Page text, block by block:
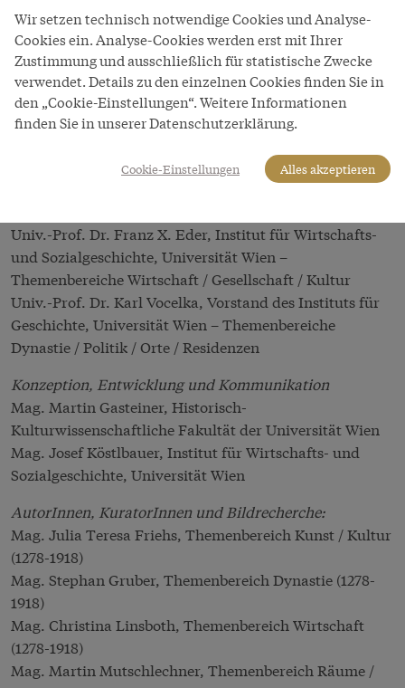
Ing. Stefanie Drucker, EDV
Mag. Michaela Gold, Marketing
Bildarchiv Schönbrunn, Kaiserappartements, Sisi
Museum und Sammlung Kaiserliche Residenzen:
Dr. Elfriede Iby, Leitung Forschung und Dokumentation
Eva Kostistansky, Forschung und Dokumentation
Univ.-Prof. Dr. Franz X. Eder, Institut für Wirtschafts-
und Sozialgeschichte, Universität Wien –
Themenbereiche Wirtschaft / Gesellschaft / Kultur
Univ.-Prof. Dr. Karl Vocelka, Vorstand des Instituts für
Geschichte, Universität Wien – Themenbereiche
Dynastie / Politik / Orte / Residenzen
Konzeption, Entwicklung und Kommunikation
Mag. Martin Gasteiner, Historisch-
Kulturwissenschaftliche Fakultät der Universität Wien
Mag. Josef Köstlbauer, Institut für Wirtschafts- und
Sozialgeschichte, Universität Wien
AutorInnen, KuratorInnen und Bildrecherche:
Mag. Julia Teresa Friehs, Themenbereich Kunst / Kultur
(1278-1918)
Mag. Stephan Gruber, Themenbereich Dynastie (1278-
1918)
Mag. Christina Linsboth, Themenbereich Wirtschaft
(1278-1918)
Mag. Martin Mutschlechner, Themenbereich Räume /
Wir setzen technisch notwendige Cookies und Analyse-
Cookies ein. Analyse-Cookies werden erst mit Ihrer
Zustimmung und ausschließlich für statistische Zwecke
verwendet. Details zu den einzelnen Cookies finden Sie in
den „Cookie-Einstellungen“. Weitere Informationen
finden Sie in unserer Datenschutzerklärung.
Cookie-Einstellungen Alles akzeptieren